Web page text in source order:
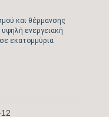
και θέρμανσης
ενεργειακή
εκατομμύρια